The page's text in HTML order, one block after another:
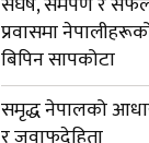
प्रवासमा
बिपिन सापकोटा
समृद्ध नेपालको